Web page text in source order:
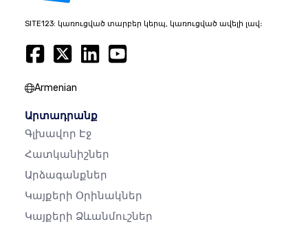
SITE123: կառուցված տարբեր կերպ, կառուցված ավելի լավ։
Armenian
Արտադրանք
Գլխավոր Էջ
Հատկանիշներ
Արձագանքներ
Կայքերի Օրինակներ
Կայքերի Ձևանմուշներ